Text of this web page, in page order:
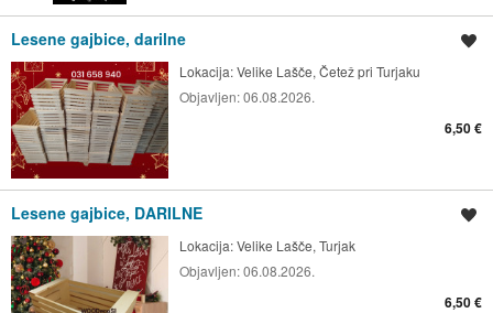
Lesene gajbice, darilne
Lokacija:Velike Lašče, Četež pri Turjaku
Objavljen:06.08.2026.
6,50 €
Lesene gajbice, DARILNE
Lokacija:Velike Lašče, Turjak
Objavljen:06.08.2026.
6,50 €